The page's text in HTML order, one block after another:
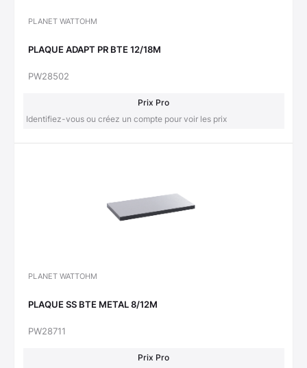
PLANET WATTOHM
PLAQUE ADAPT PR BTE 12/18M
PW28502
Prix Pro
Identifiez-vous ou créez un compte pour voir les prix
PLANET WATTOHM
PLAQUE SS BTE METAL 8/12M
PW28711
Prix Pro